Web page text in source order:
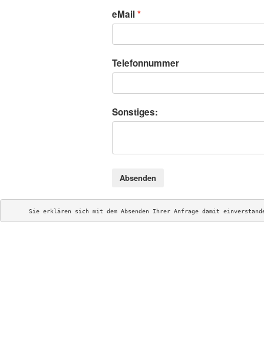
eMail
Telefonnummer
Sonstiges:
Absenden
Sie erklären sich mit dem Absenden Ihrer Anfrage damit